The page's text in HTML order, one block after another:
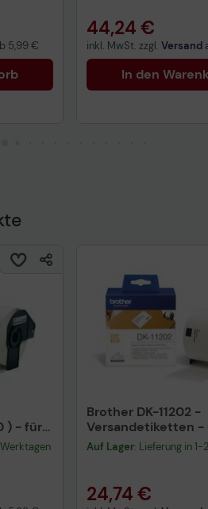
5,99 €
44,24 €
inkl. MwSt. zzgl. Versand
In den
) - für
710,
Brother DK-11202 -
Versandetiketten -
mm - 300
QL 1050, 1060,
Auf Lager: Lieferung in
24,74 €